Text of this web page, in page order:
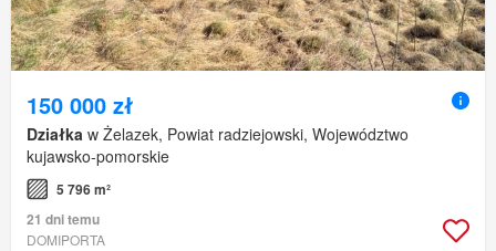
150 000 zł
Działka w Żelazek, Powiat radziejowski, Województwo
kujawsko-pomorskie
5 796 m²
21 dni temu
DOMIPORTA